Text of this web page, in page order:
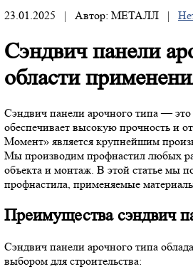
23.01.2025 | Автор: МЕТАЛЛ |
Сэндвич панели
области
Сэндвич панели арочного типа — это
обеспечивает высокую прочность и
Момент» является крупнейшим
Мы производим профнастил любых
объекта и монтаж. В этой статье мы
профнастила, применяемые
Преимущества сэндвич
Сэндвич панели арочного типа
выбором для строительства: